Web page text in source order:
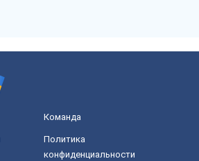
Команда
Политика
конфиденциальности